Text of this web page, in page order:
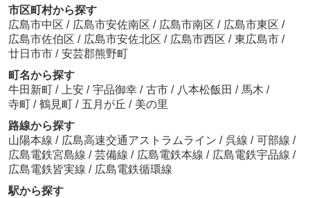
市区町村から探す
広島市中区 / 広島市安佐南区 / 広島市南区 / 広島市東区 /
広島市佐伯区 / 広島市安佐北区 / 広島市西区 / 東広島市 /
廿日市市 / 安芸郡熊野町
町名から探す
牛田新町 / 上安 / 宇品御幸 / 古市 / 八本松飯田 / 馬木 /
寺町 / 鶴見町 / 五月が丘 / 美の里
路線から探す
山陽本線 / 広島高速交通アストラムライン / 呉線 / 可部線 /
広島電鉄宮島線 / 芸備線 / 広島電鉄本線 / 広島電鉄宇品線 /
広島電鉄皆実線 / 広島電鉄循環線
駅から探す